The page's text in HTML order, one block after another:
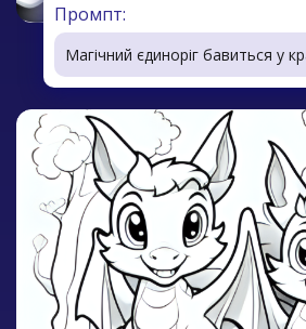
Промпт:
Магічний єдиноріг бавиться у